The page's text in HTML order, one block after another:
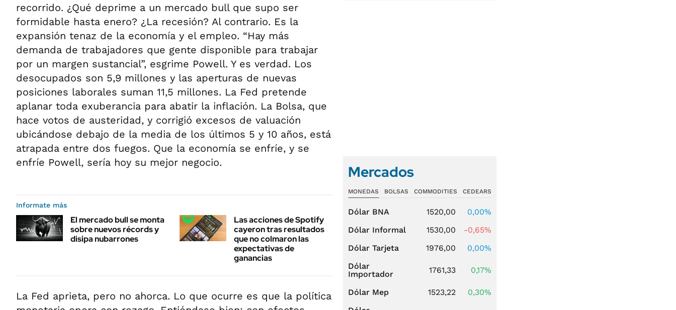
recorrido. ¿Qué deprime a un mercado bull que supo ser
formidable hasta enero? ¿La recesión? Al contrario. Es la
expansión tenaz de la economía y el empleo. “Hay más
demanda de trabajadores que gente disponible para trabajar
por un margen sustancial”, esgrime Powell. Y es verdad. Los
desocupados son 5,9 millones y las aperturas de nuevas
posiciones laborales suman 11,5 millones. La Fed pretende
aplanar toda exuberancia para abatir la inflación. La Bolsa, que
hace votos de austeridad, y corrigió excesos de valuación
ubicándose debajo de la media de los últimos 5 y 10 años, está
atrapada entre dos fuegos. Que la economía se enfríe, y se
enfríe Powell, sería hoy su mejor negocio.
Informate más
El mercado bull se monta
sobre nuevos récords y
disipa nubarrones
Las acciones de Spotify
cayeron tras resultados
que no colmaron las
expectativas de
ganancias
La Fed aprieta, pero no ahorca. Lo que ocurre es que la política
Mercados
MONEDAS BOLSAS COMMODITIES CEDEARS
Dólar BNA 1520,00
0,00%
Dólar Informal
1530,00
-0,65%
Dólar Tarjeta
1976,00
0,00%
Dólar
Importador
1761,33 0,17%
Dólar Mep 1523,22
0,30%